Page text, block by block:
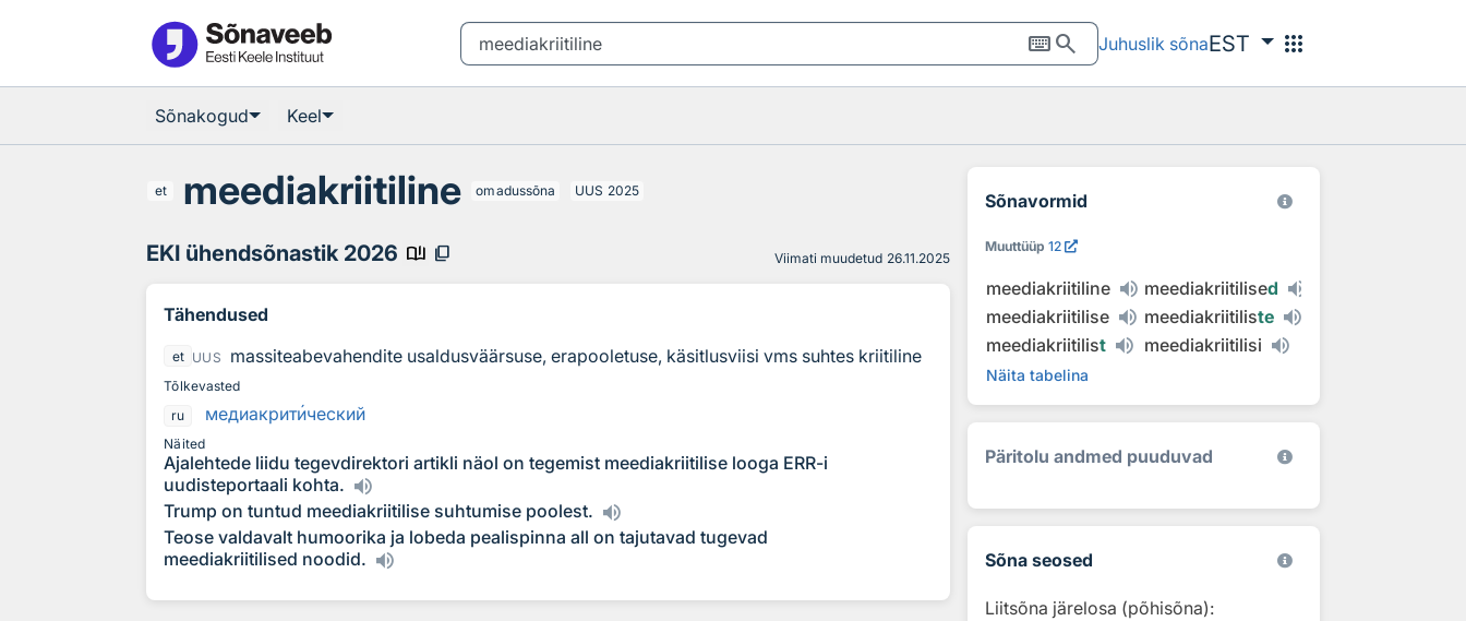
keyboardsearch Juhuslik sõnaEST apps
Sõnakogud Keel
et meediakriitiline omadussõna UUS 2025
EKI ühendsõnastik 2026 book_ribbon content_copy Viimati muudetud 26.11.2025
Tähendused
et UUS massiteabevahendite usaldusväärsuse, erapooletuse, käsitlusviisi vms suhtes kriitiline
Tõlkevasted
ru
медиакритический
Näited
Ajalehtede liidu tegevdirektori artikli näol on tegemist meediakriitilise looga ERR-i
uudisteportaali kohta.
Trump on tuntud meediakriitilise suhtumise poolest.
Teose valdavalt humoorika ja lobeda pealispinna all on tajutavad tugevad
meediakriitilised noodid.
Sõnavormid
Muuttüüp 12
meediakriitiline meediakriitilised
meediakriitilise
meediakriitiliste
meediakriitilist meediakriitilisi
Näita tabelina
Päritolu andmed puuduvad
Sõna seosed
Liitsõna järelosa (põhisõna):